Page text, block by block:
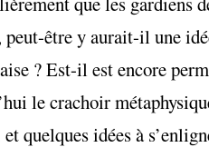
être y aurait-il une
? Est-il est encore
le crachoir
quelques idées à